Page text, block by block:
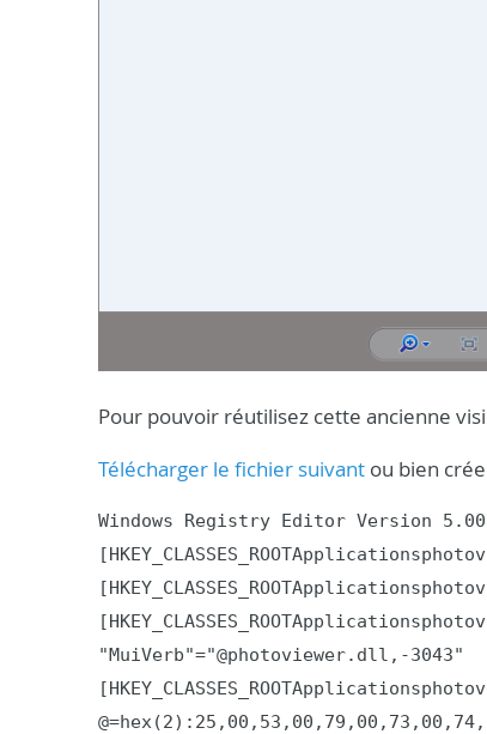
Pour pouvoir réutilisez cette ancienne
Télécharger le fichier suivant ou bien
Windows Registry Editor Version 5.00
"MuiVerb"="@photoviewer.dll,-3043"